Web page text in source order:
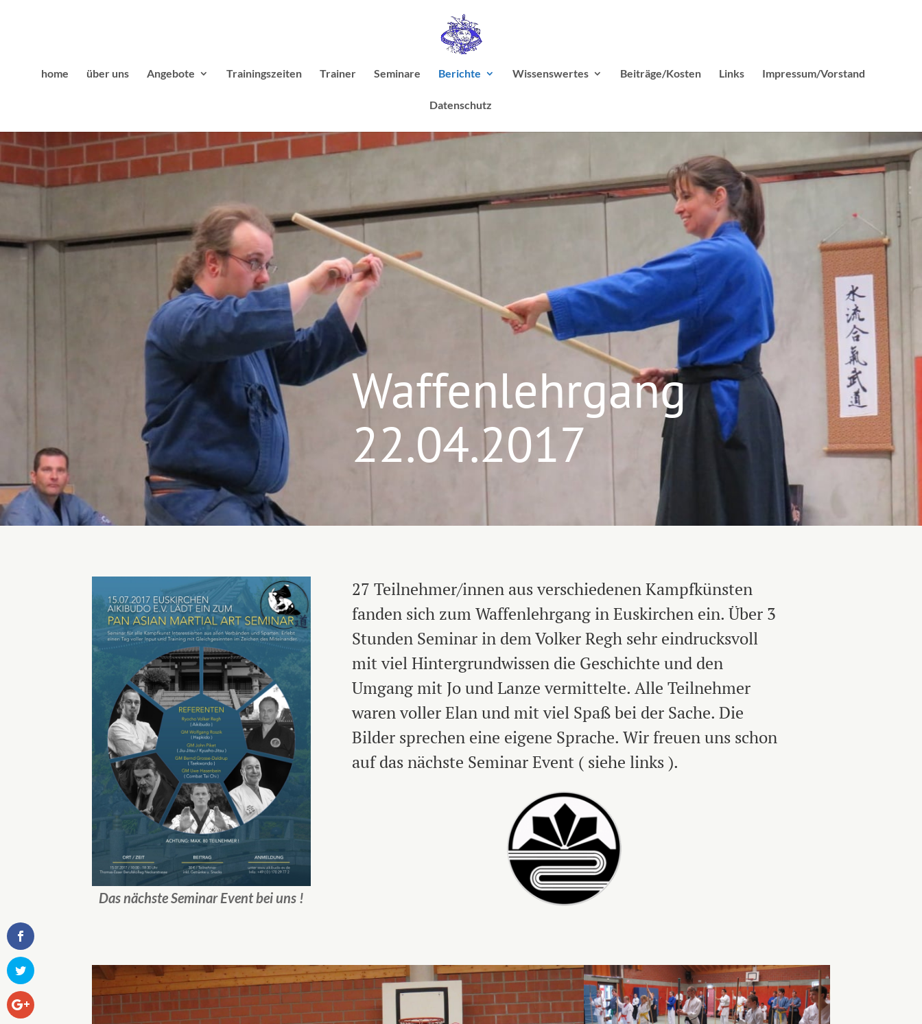
home über uns Angebote Trainingszeiten Trainer Seminare Berichte Wissenswertes Beiträge/Kosten Links Impressum/Vorstand
Datenschutz
Waffenlehrgang
22.04.2017
Das nächste Seminar Event bei uns !
27 Teilnehmer/innen aus verschiedenen Kampfkünsten
fanden sich zum Waffenlehrgang in Euskirchen ein. Über 3
Stunden Seminar in dem Volker Regh sehr eindrucksvoll
mit viel Hintergrundwissen die Geschichte und den
Umgang mit Jo und Lanze vermittelte. Alle Teilnehmer
waren voller Elan und mit viel Spaß bei der Sache. Die
Bilder sprechen eine eigene Sprache. Wir freuen uns schon
auf das nächste Seminar Event ( siehe links ).